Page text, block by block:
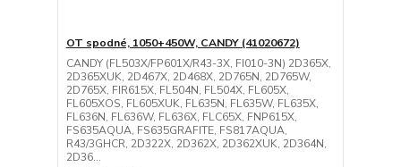
OT spodné, 1050+450W, CANDY (41020672)
CANDY (FL503X/FP601X/R43-3X, FI010-3N) 2D365X,
2D365XUK, 2D467X, 2D468X, 2D765N, 2D765W,
2D765X, FIR615X, FL504N, FL504X, FL605X,
FL605XOS, FL605XUK, FL635N, FL635W, FL635X,
FL636N, FL636W, FL636X, FLC65X, FNP615X,
FS635AQUA, FS635GRAFITE, FS817AQUA,
R43/3GHCR, 2D322X, 2D362X, 2D362XUK, 2D364N,
2D36...